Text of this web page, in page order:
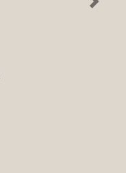
Next